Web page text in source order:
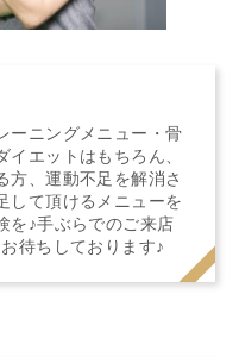
ーニングメニュー・骨
エットはもちろん、
方、運動不足を解消さ
して頂けるメニューを
を♪手ぶらでのご来店
待ちしております♪